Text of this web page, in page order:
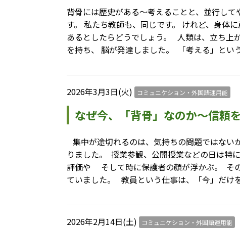
背骨には歴史がある〜考えることと、並行し
す。 私たち教師も、同じです。 けれど、身体
あるとしたらどうでしょう。 ⁡ ⁡ 人類は、立ち
を持ち、 脳が発達しました。 ⁡ 「考える」とい
2026年3月3日(火) コミュニケション・外国語運用能
なぜ今、「背骨」なのか〜信頼
集中が途切れるのは、気持ちの問題ではな
りました。 ⁡ 授業参観、公開授業などの日は特
評価や そして時に保護者の顔が浮かぶ。 ⁡ そ
ていました。 ⁡ ⁡ 教員という仕事は、「今」だけ
2026年2月14日(土) コミュニケション・外国語運用能